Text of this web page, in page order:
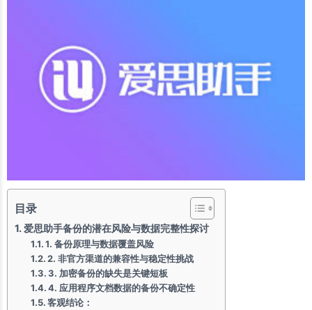
目录
爱思助手备份的潜在风险与数据完整性探讨
1. 备份原理与数据覆盖风险
2. 非官方渠道的兼容性与稳定性挑战
3. 加密备份的缺失是关键短板
4. 应用程序文档数据的备份不确定性
客观结论：